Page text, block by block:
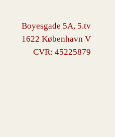
Boyesgade 5A, 5.tv
1622 København V
CVR: 45225879